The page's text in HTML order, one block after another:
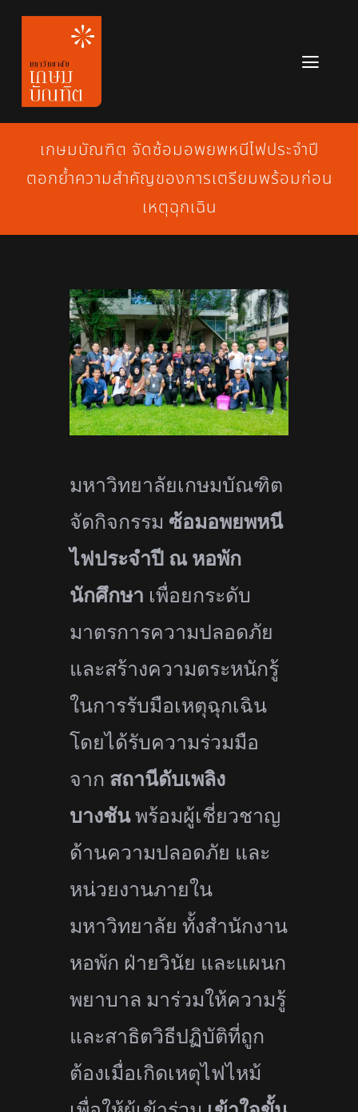
Skip
content
หลักสูตร
ข่าวสาร
เกี่ยวกับมหาวิทยาลัย
สมัครเรียน
เกษมบัณฑิต จัดซ้อมอพยพหนีไฟประจำปี
ตอกย้ำความสำคัญของการเตรียมพร้อมก่อน
เหตุฉุกเฉิน
มหาวิทยาลัยเกษมบัณฑิต
จัดกิจกรรม ซ้อมอพยพหนี
ไฟประจำปี ณ หอพัก
นักศึกษา เพื่อยกระดับ
มาตรการความปลอดภัย
และสร้างความตระหนักรู้
ในการรับมือเหตุฉุกเฉิน
โดยได้รับความร่วมมือ
จาก สถานีดับเพลิง
บางชันพร้อมผู้เชี่ยวชาญ
ด้านความปลอดภัย และ
หน่วยงานภายใน
มหาวิทยาลัย ทั้งสำนักงาน
หอพัก ฝ่ายวินัย และแผนก
พยาบาล มาร่วมให้ความรู้
และสาธิตวิธีปฏิบัติที่ถูก
ต้องเมื่อเกิดเหตุไฟไหม้